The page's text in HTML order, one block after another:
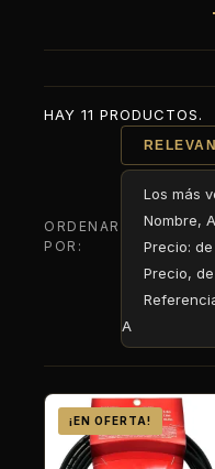
HAY 11 PRODUCTOS.
ORDENAR
POR:
Los más
Nombre,
Precio:
Precio,
A
¡EN OFERTA!